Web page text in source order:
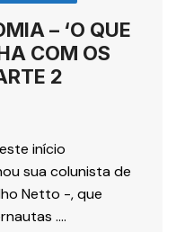
– ‘O QUE
COM OS
2
início
sua colunista de
Netto -, que
….